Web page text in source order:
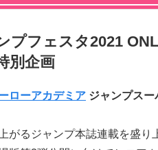
プフェスタ2021
別企画
ローアカデミア ジャンプスー
がるジャンプ本誌連載を盛